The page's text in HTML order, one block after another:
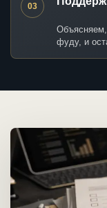
03
Объясняем,
фуду, и